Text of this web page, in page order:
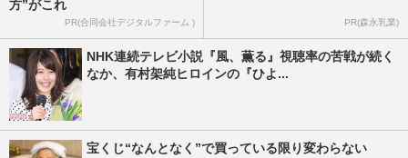
方”がこれ
PR(合同会社デジタルファーム ) PR(森永乳業)
NHK連続テレビ小説『風、薫る』視聴率の苦戦が続く
なか、有村架純ヒロインの『ひよ...
宝くじ“なんとなく”で買っている限り変わらない